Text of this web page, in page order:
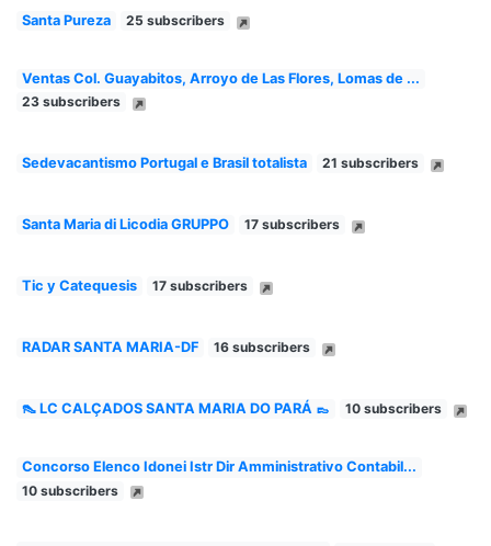
Santa Pureza 25 subscribers
Ventas Col. Guayabitos, Arroyo de Las Flores, Lomas de ...
23 subscribers
Sedevacantismo Portugal e Brasil totalista 21 subscribers
Santa Maria di Licodia GRUPPO 17 subscribers
Tic y Catequesis 17 subscribers
RADAR SANTA MARIA-DF 16 subscribers
👠 LC CALÇADOS SANTA MARIA DO PARÁ 👞 10 subscribers
Concorso Elenco Idonei Istr Dir Amministrativo Contabil...
10 subscribers